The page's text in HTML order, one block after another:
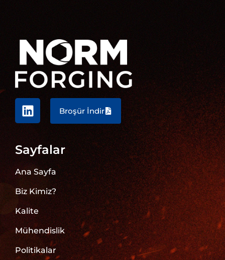
Broşür İndir
Sayfalar
Ana Sayfa
Biz Kimiz?
Kalite
Mühendislik
Politikalar